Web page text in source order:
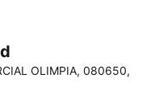
OLIMPIA, 080650,